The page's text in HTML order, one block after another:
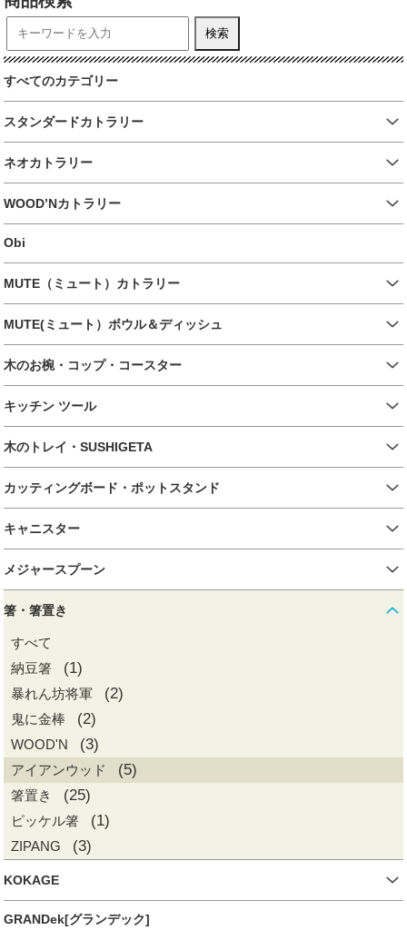
すべてのカテゴリー
スタンダードカトラリー
ネオカトラリー
WOOD’Nカトラリー
Obi
MUTE（ミュート）カトラリー
MUTE(ミュート）ボウル＆ディッシュ
木のお椀・コップ・コースター
キッチン ツール
木のトレイ・SUSHIGETA
カッティングボード・ポットスタンド
キャニスター
メジャースプーン
箸・箸置き
すべて
納豆箸
(1)
暴れん坊将軍 (2)
鬼に金棒 (2)
WOOD'N (3)
アイアンウッド (5)
箸置き (25)
ピッケル箸 (1)
ZIPANG (3)
KOKAGE
GRANDek[グランデック]